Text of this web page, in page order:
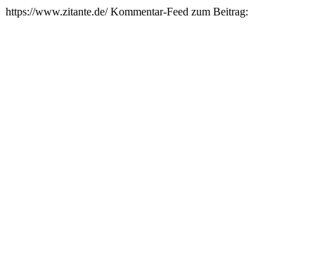
https://www.zitante.de/Kommentar-Feed zum Beitrag: